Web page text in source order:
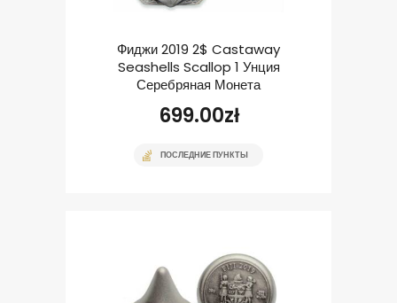
Фиджи 2019 2$ Castaway
Seashells Scallop 1 Унция
Серебряная Монета
699.00zł
ПОСЛЕДНИЕ ПУНКТЫ